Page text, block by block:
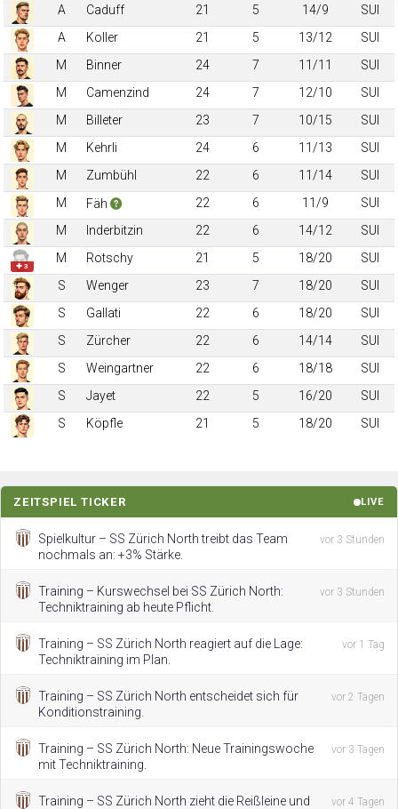
A
Caduff 21 5 14/9
SUI
A
Koller 21 5 13/12
SUI
M
Binner 24 7 11/11
SUI
M
Camenzind 24 7 12/10
SUI
M
Billeter 23 7 10/15
SUI
M
Kehrli 24 6 11/13
SUI
M
Zumbühl 22 6 11/14
SUI
M
Fäh 22 6 11/9
SUI
M
Inderbitzin 22 6 14/12 SUI
✚ 3
M Rotschy 21 5 18/20
SUI
S
Wenger 23 7 18/20
SUI
S
Gallati 22 6 18/20
SUI
S
Zürcher 22 6 14/14
SUI
S
Weingartner 22 6 18/18
SUI
S
Jayet 22 5 16/20
SUI
S
Köpfle 21 5 18/20 SUI
ZEITSPIEL TICKER LIVE
Spielkultur – SS Zürich North treibt das Team
nochmals an: +3% Stärke.
vor 3 Stunden
Training – Kurswechsel bei SS Zürich North:
Techniktraining ab heute Pflicht.
vor 3 Stunden
Training – SS Zürich North reagiert auf die Lage:
Techniktraining im Plan.
vor 1 Tag
Training – SS Zürich North entscheidet sich für
Konditionstraining.
vor 2 Tagen
Training – SS Zürich North: Neue Trainingswoche
mit Techniktraining.
vor 3 Tagen
Training – SS Zürich North zieht die Reißleine und
vor 4 Tagen